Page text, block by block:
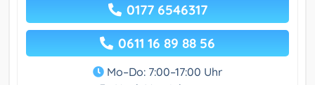
0177 6546317
0611 16 89 88 56
Mo–Do: 7:00–17:00 Uhr